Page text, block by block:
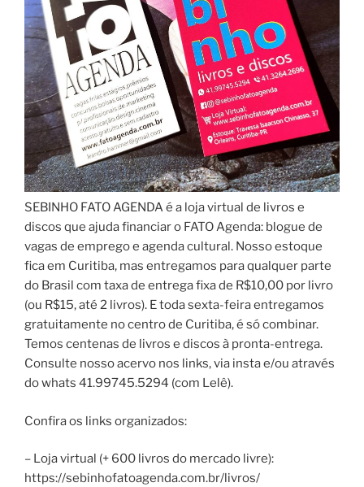
SEBINHO FATO AGENDA é a loja virtual de livros e
discos que ajuda financiar o FATO Agenda: blogue de
vagas de emprego e agenda cultural. Nosso estoque
fica em Curitiba, mas entregamos para qualquer parte
do Brasil com taxa de entrega fixa de R$10,00 por livro
(ou R$15, até 2 livros). E toda sexta-feira entregamos
gratuitamente no centro de Curitiba, é só combinar.
Temos centenas de livros e discos à pronta-entrega.
Consulte nosso acervo nos links, via insta e/ou através
do whats 41.99745.5294 (com Lelê).
Confira os links organizados:
– Loja virtual (+ 600 livros do mercado livre):
https://sebinhofatoagenda.com.br/livros/